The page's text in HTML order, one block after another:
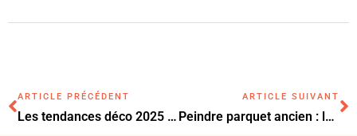
ARTICLE PRÉCÉDENT
Les tendances déco 2025 : pourquoi le store californien fait son grand retour
ARTICLE SUIVANT
Peindre parquet ancien : la méthode efficace pour rénover sans tout changer